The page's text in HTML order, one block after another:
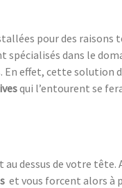
pour des raisons
spécialisés dans le
En effet, cette solution
qui l’entourent se
dessus de votre tête.
et vous forcent alors à